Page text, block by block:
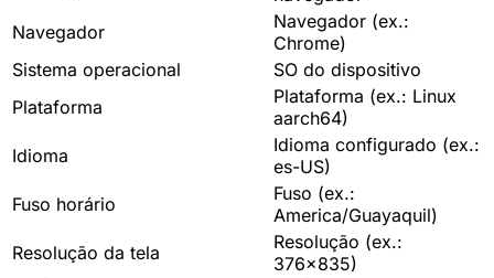
Navegador
Navegador (ex.:
Chrome)
Sistema operacional
SO do dispositivo
Plataforma
Plataforma (ex.: Linux
aarch64)
Idioma
Idioma configurado (ex.:
es-US)
Fuso horário
Fuso (ex.:
America/Guayaquil)
Resolução da tela
Resolução (ex.:
376x835)